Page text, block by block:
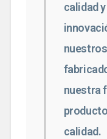
calidad
nuestra
calidad.